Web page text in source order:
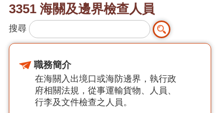
3351 海關及邊界檢查人員
搜尋
職務簡介
在海關入出境口或海防邊界，執行政
府相關法規，從事運輸貨物、人員、
行李及文件檢查之人員。